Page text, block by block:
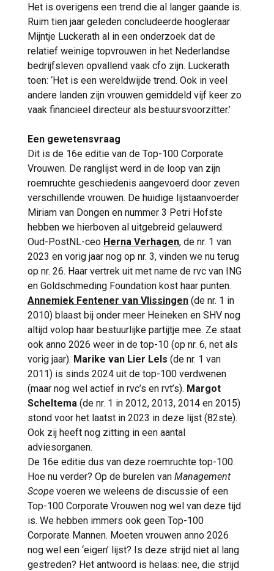
Simons’ loopbaan begon op zee. Ze volgde
een opleiding tot maritiem officier aan de
Hogere Zeevaartschool in Vlissingen. In
interviews vertelt zij dat zij altijd
gefascineerd was door de verbinding tussen
techniek en de wereldhandel. Na haar studie
Zeeland Seaports, het latere North Sea Port.
Toch draait haar verhaal niet alleen om
infrastructuur, techniek en de geur van
stookolie. Ook ‘maatschappelijke relevantie’
is voor haar belangrijk. Dat werd zichtbaar in
haar periode bij Energie Beheer Nederland
(EBN), waar zij verantwoordelijk was voor
CO2-opslag- en transportsystemen. Voor
EBN publiceerde ze in 2023 een whitepaper:
Hoe komt de overheid op het goede spoor in
de energietransitie?
, met daarin een oproep
aan de overheid om bij de transitie veel
verder te kijken dan puur de markt.
Havenbedrijf Rotterdam wil met haar kennis
de transitie maken naar een CO2-neutrale
haven. ‘Alleen een duurzame haven heeft
bestaansrecht’, zei zij bij haar aantreden
tegen
Nieuwsblad Transport
. Die overtuiging
klinkt ook door in haar visie op leiderschap.
Simons spreekt vaak over ‘samenwerking’
en ‘harmonie met de omgeving’. De haven
ziet ze niet als afgesloten industriegebied,
maar als een onderdeel van de samenleving.
Bij haar aantreden zei Simons dat ze in haar
rol van coo haar hart helemaal op kan halen:
‘De haven is een plek die constant in
beweging is en in verbinding staat met de
hele wereld. Een plek waar de bedrijvigheid
van de industrie, logistiek en de
leefomgeving bij elkaar komen.’
Het is overigens een trend die al langer gaande is.
Ruim tien jaar geleden concludeerde hoogleraar
Mijntje Luckerath al in een onderzoek dat de
relatief weinige topvrouwen in het Nederlandse
bedrijfsleven opvallend vaak cfo zijn. Luckerath
toen: ‘Het is een wereldwijde trend. Ook in veel
andere landen zijn vrouwen gemiddeld vijf keer zo
vaak financieel directeur als bestuursvoorzitter.’
Een gewetensvraag
Dit is de 16e editie van de Top-100 Corporate
Vrouwen. De ranglijst werd in de loop van zijn
roemruchte geschiedenis aangevoerd door zeven
verschillende vrouwen. De huidige lijstaanvoerder
Miriam van Dongen en nummer 3 Petri Hofste
hebben we hierboven al uitgebreid gelauwerd.
Oud-PostNL-ceo Herna Verhagen, de nr. 1 van
2023 en vorig jaar nog op nr. 3, vinden we nu terug
op nr. 26. Haar vertrek uit met name de rvc van ING
en Goldschmeding Foundation kost haar punten.
Annemiek Fentener van Vlissingen (de nr. 1 in
2010) blaast bij onder meer Heineken en SHV nog
altijd volop haar bestuurlijke partijtje mee. Ze staat
ook anno 2026 weer in de top-10 (op nr. 6, net als
vorig jaar). Marike van Lier Lels (de nr. 1 van
2011) is sinds 2024 uit de top-100 verdwenen
(maar nog wel actief in rvc’s en rvt’s). Margot
Scheltema (de nr. 1 in 2012, 2013, 2014 en 2015)
stond voor het laatst in 2023 in deze lijst (82ste).
Ook zij heeft nog zitting in een aantal
adviesorganen.
De 16e editie dus van deze roemruchte top-100.
Hoe nu verder? Op de burelen van Management
Scope voeren we weleens de discussie of een
Top-100 Corporate Vrouwen nog wel van deze tijd
is. We hebben immers ook geen Top-100
Corporate Mannen. Moeten vrouwen anno 2026
nog wel een ‘eigen’ lijst? Is deze strijd niet al lang
gestreden? Het antwoord is helaas: nee, die strijd